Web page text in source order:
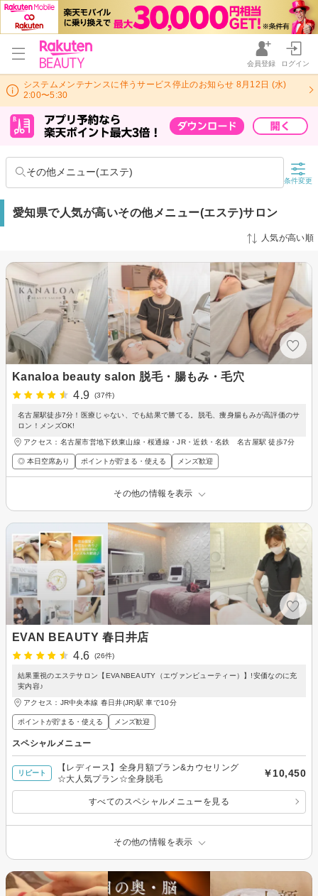
会員登録 ログイン
システムメンテナンスに伴うサービス停止のお知らせ 8月12日 (水)
2:00〜5:30
その他メニュー(エステ)
条件変更
愛知県で人気が高いその他メニュー(エステ)サロン
人気が高い順
Kanaloa beauty salon 脱毛・腸もみ・毛穴
4.9
(37件)
名古屋駅徒歩7分！医療じゃない、でも結果で勝てる。脱毛、痩身腸もみが高評価のサ
ロン！メンズOK!
アクセス：名古屋市営地下鉄東山線・桜通線・JR・近鉄・名鉄 名古屋駅 徒歩7分
◎ 本日空席あり ポイントが貯まる・使える メンズ歓迎
その他の情報を表示
EVAN BEAUTY 春日井店
4.6
(26件)
結果重視のエステサロン【EVANBEAUTY（エヴァンビューティー）】!安価なのに充
実内容♪
アクセス：JR中央本線 春日井(JR)駅 車で10分
ポイントが貯まる・使える メンズ歓迎
スペシャルメニュー
リピート
【レディース】全身月額プラン&カウセリング
☆大人気プラン☆全身脱毛
￥10,450
すべてのスペシャルメニューを見る
その他の情報を表示